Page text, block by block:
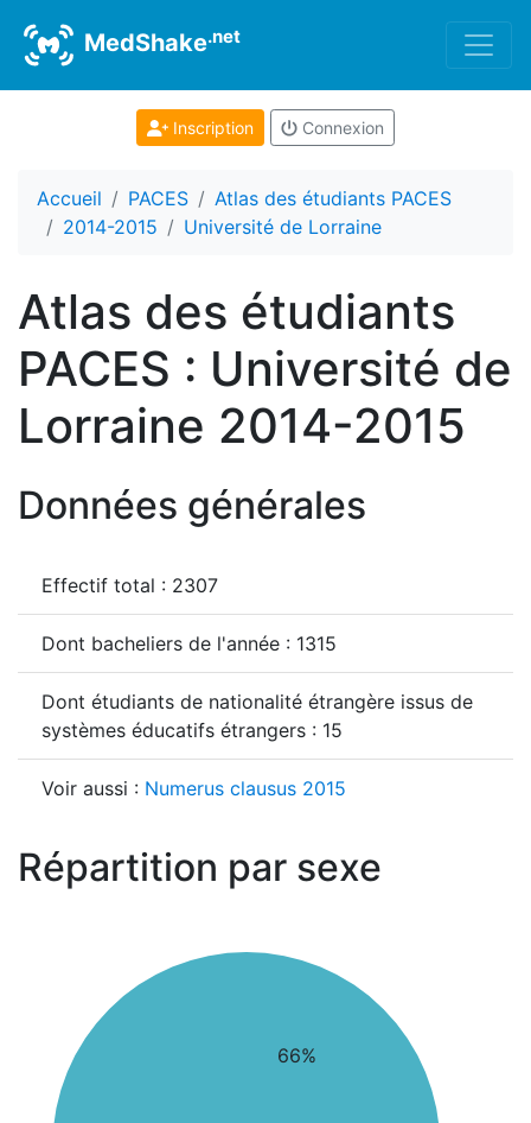
MedShake.net
Inscription Connexion
Accueil PACES
Atlas des étudiants PACES
2014-2015
Université de Lorraine
Atlas des étudiants
PACES : Université de
Lorraine 2014-2015
Données générales
Effectif total : 2307
Dont bacheliers de l'année : 1315
Dont étudiants de nationalité étrangère issus de
systèmes éducatifs étrangers : 15
Voir aussi : Numerus clausus 2015
Répartition par sexe
66%